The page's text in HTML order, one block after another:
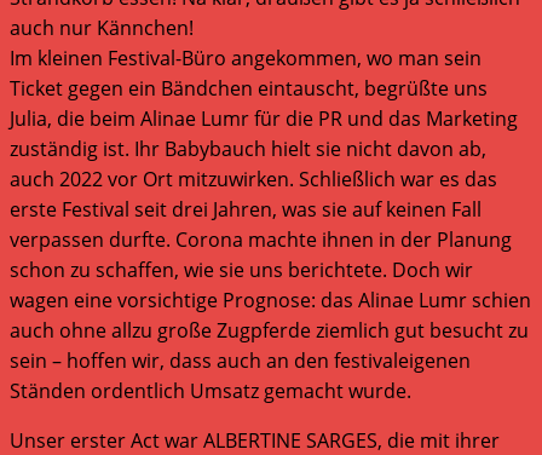
auch nur Kännchen!
Im kleinen Festival-Büro angekommen, wo man sein
Ticket gegen ein Bändchen eintauscht, begrüßte uns
Julia, die beim Alinae Lumr für die PR und das Marketing
zuständig ist. Ihr Babybauch hielt sie nicht davon ab,
auch 2022 vor Ort mitzuwirken. Schließlich war es das
erste Festival seit drei Jahren, was sie auf keinen Fall
verpassen durfte. Corona machte ihnen in der Planung
schon zu schaffen, wie sie uns berichtete. Doch wir
wagen eine vorsichtige Prognose: das Alinae Lumr schien
auch ohne allzu große Zugpferde ziemlich gut besucht zu
sein – hoffen wir, dass auch an den festivaleigenen
Ständen ordentlich Umsatz gemacht wurde.
Unser erster Act war ALBERTINE SARGES, die mit ihrer